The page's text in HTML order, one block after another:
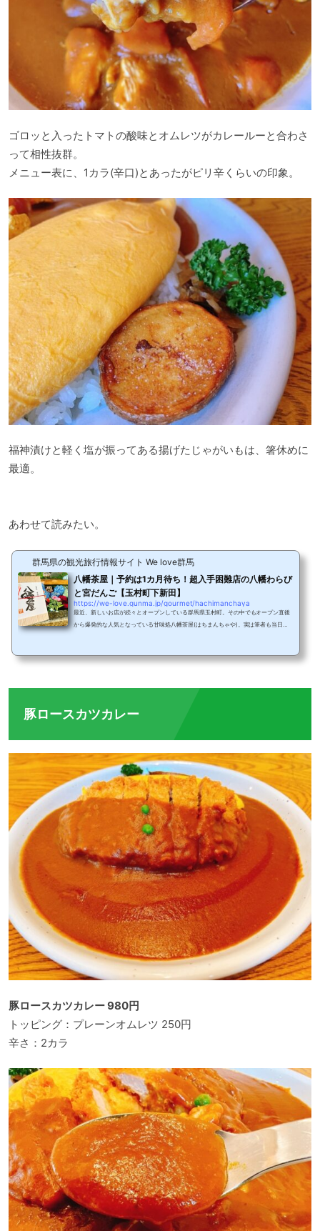
ゴロッと入ったトマトの酸味とオムレツがカレールーと合わさ
って相性抜群。
メニュー表に、1カラ(辛口)とあったがピリ辛くらいの印象。
福神漬けと軽く塩が振ってある揚げたじゃがいもは、箸休めに
最適。
あわせて読みたい。
群馬県の観光旅行情報サイト We love群馬
八幡茶屋｜予約は1カ月待ち！超入手困難店の八幡わらび
と宮だんご【玉村町下新田】
https://we-love.gunma.jp/gourmet/hachimanchaya
最近、新しいお店が続々とオープンしている群馬県玉村町。その中でもオープン直後
から爆発的な人気となっている甘味処八幡茶屋(はちまんちゃや)。実は筆者も当日販
して生わらび餅をご紹介します。八幡茶屋の場所玉村八幡宮お店は、安産・子育ての
豚ロースカツカレー
豚ロースカツカレー 980円
トッピング：プレーンオムレツ 250円
辛さ：2カラ